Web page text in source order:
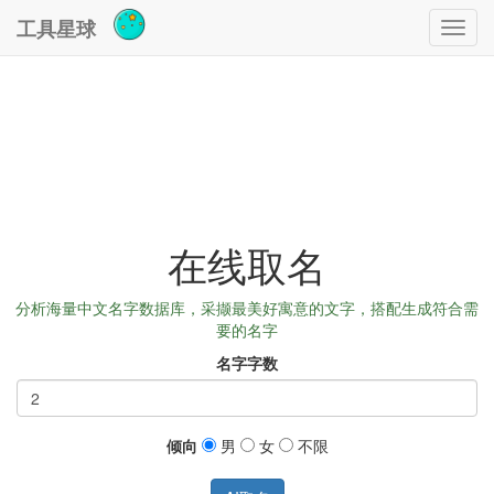
工具星球
在线取名
分析海量中文名字数据库，采撷最美好寓意的文字，搭配生成符合需
要的名字
名字字数
倾向 男 女 不限